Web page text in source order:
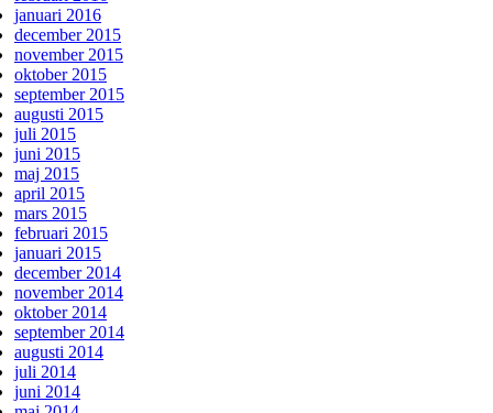
januari 2016
december 2015
november 2015
oktober 2015
september 2015
augusti 2015
juli 2015
juni 2015
maj 2015
april 2015
mars 2015
februari 2015
januari 2015
december 2014
november 2014
oktober 2014
september 2014
augusti 2014
juli 2014
juni 2014